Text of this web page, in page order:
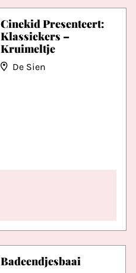
Cinekid Presenteert:
Klassiekers –
Kruimeltje
De Sien
Badeendjesbaai